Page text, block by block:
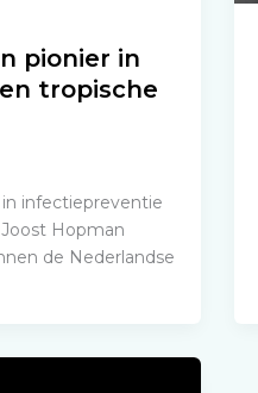
pionier in
tropische
infectiepreventie
Hopman
de Nederlandse